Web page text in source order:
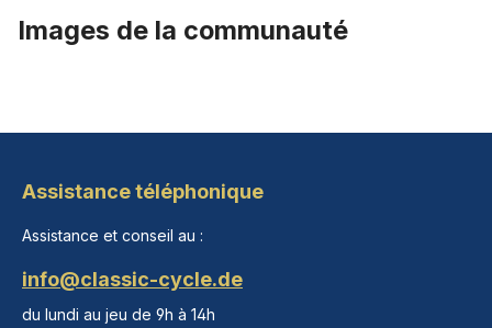
Images de la communauté
Assistance téléphonique
Assistance et conseil au :
info@classic-cycle.de
du lundi au jeu de 9h à 14h